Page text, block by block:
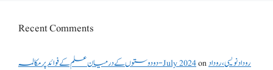
Recent Comments
دو دوستوں کے درمیان علم کے فوائد پر مکالمہ - July 2024onروداد نویسی ،روداد